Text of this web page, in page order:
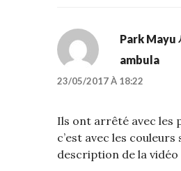
Park Mayu
ambula
23/05/2017 À 18:22
Ils ont arrêté avec les
c’est avec les couleurs
description de la vidéo